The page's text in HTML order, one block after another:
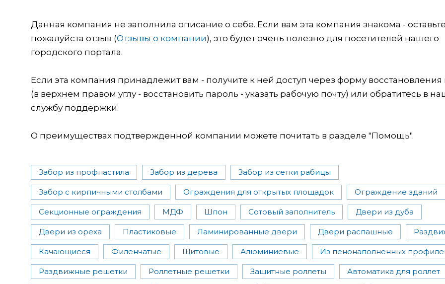
Данная компания не заполнила описание о себе. Если вам эта компания знакома -
пожалуйста отзыв (Отзывы о компании), это будет очень полезно для посетителей нашего
городского портала.
Если эта компания принадлежит вам - получите к ней доступ через форму восстановления
(в верхнем правом углу - восстановить пароль - указать рабочую почту) или обратитесь в
службу поддержки.
О преимуществах подтвержденной компании можете почитать в разделе "Помощь".
Забор из профнастила Забор из дерева Забор из сетки рабицы
Забор с кирпичными столбами Ограждения для открытых площадок Ограждение зданий
Секционные ограждения МДФ Шпон Сотовый заполнитель Двери из дуба
Двери из ореха Пластиковые Ламинированные двери Двери распашные
Качающиеся Филенчатые Щитовые Алюминиевые Из пенонаполненных
Раздвижные решетки Роллетные решетки Защитные роллеты Автоматика для роллет